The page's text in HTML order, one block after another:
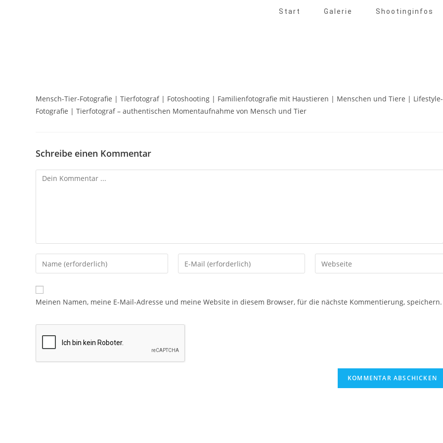
Start Galerie Shootinginfos
Mensch-Tier-Fotografie | Tierfotograf | Fotoshooting | Familienfotografie mit Haustieren | Menschen und Tiere | Lifestyle-
Fotografie | Tierfotograf – authentischen Momentaufnahme von Mensch und Tier
Schreibe einen Kommentar
Meinen Namen, meine E-Mail-Adresse und meine Website in diesem Browser, für die nächste Kommentierung, speichern.